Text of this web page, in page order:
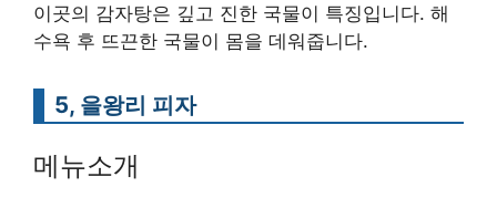
이곳의 감자탕은 깊고 진한 국물이 특징입니다. 해
수욕 후 뜨끈한 국물이 몸을 데워줍니다.
5, 을왕리 피자
메뉴소개